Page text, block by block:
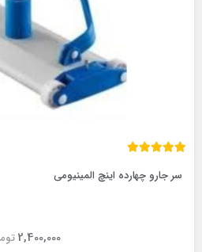
سر جارو چهارده اینچ المینیومی
2,400,000